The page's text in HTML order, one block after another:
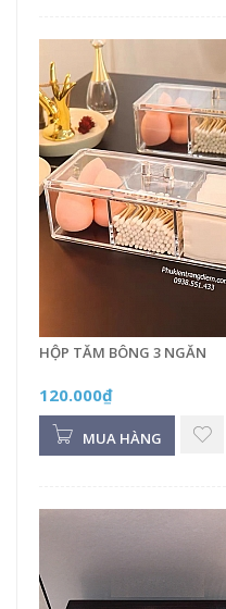
HỘP TĂM BÔNG 3 NGĂN
120.000₫
MUA HÀNG